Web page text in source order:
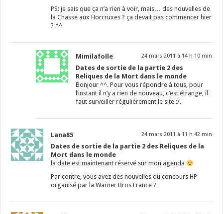
PS: je sais que ça n’a rien à voir, mais… des nouvelles de
la Chasse aux Horcruxes ? ça devait pas commencer hier
? ^^
Mimilafolle 24 mars 2011 à 14 h 10 min
Dates de sortie de la partie 2 des
Reliques de la Mort dans le monde
Bonjour ^^. Pour vous répondre à tous, pour
l’instant il n’y a rien de nouveau, c’est étrange, il
faut surveiller régulièrement le site :/.
Lana85 24 mars 2011 à 11 h 42 min
Dates de sortie de la partie 2 des Reliques de la
Mort dans le monde
la date est maintenant réservé sur mon agenda
Par contre, vous avez des nouvelles du concours HP
organisé par la Warner Bros France ?